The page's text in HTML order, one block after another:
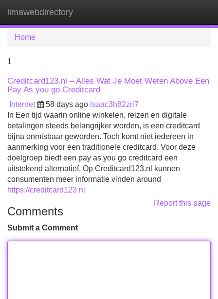
limawebdirectory
Home
1
Creditcard123.nl – Alles Wat Je Moet Weten Above Een
Pay As you go Creditcard
Internet 58 days ago isaac3h82zri7
In Een tijd waarin online winkelen, reizen en digitale
betalingen steeds belangrijker worden, is een creditcard
bijna onmisbaar geworden. Toch komt niet iedereen in
aanmerking voor een traditionele creditcard. Voor deze
doelgroep biedt een pay as you go creditcard een
uitstekend alternatief. Op Creditcard123.nl kunnen
consumenten meer informatie vinden around
https://creditcard123.nl
Report this page
Comments
Submit a Comment